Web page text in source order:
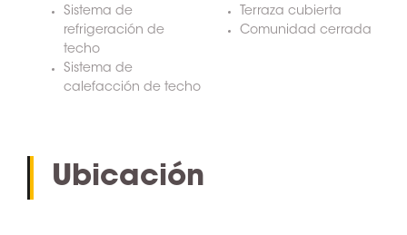
Sistema de
refrigeración de
techo
Sistema de
calefacción de techo
Terraza cubierta
Comunidad cerrada
Ubicación